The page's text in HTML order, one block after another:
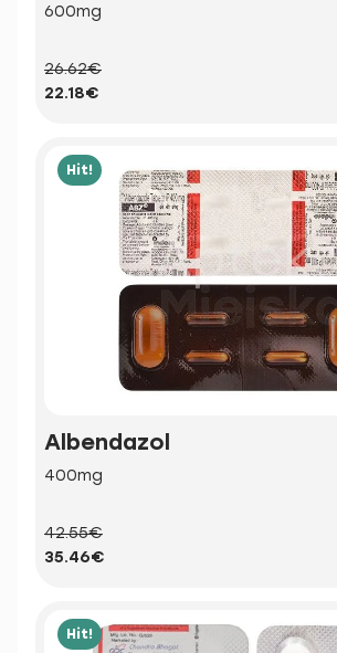
600mg
26.62€
22.18€
Hit!
Albendazol
400mg
42.55€
35.46€
Hit!